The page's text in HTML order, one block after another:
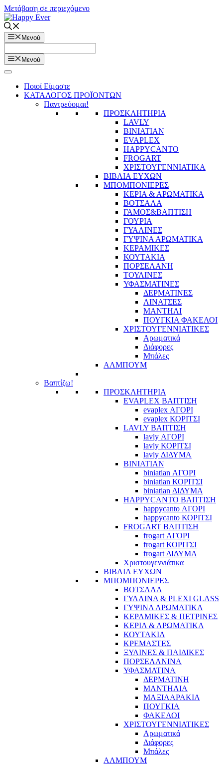
Μετάβαση σε περιεχόμενο
Μενού
Μενού
Ποιοί Είμαστε
ΚΑΤΑΛΟΓΟΣ ΠΡΟΪΟΝΤΩΝ
Παντρεύομαι!
ΠΡΟΣΚΛΗΤΗΡΙΑ
LAVLY
BINIATIAN
EVAPLEX
HAPPYCANTO
FROGART
ΧΡΙΣΤΟΥΓΕΝΝΙΑΤΙΚΑ
ΒΙΒΛΙΑ ΕΥΧΩΝ
ΜΠΟΜΠΟΝΙΕΡΕΣ
ΚΕΡΙΑ & ΑΡΩΜΑΤΙΚΑ
ΒΟΤΣΑΛΑ
ΓΑΜΟΣ&ΒΑΠΤΙΣΗ
ΓΟΥΡΙΑ
ΓΥΑΛΙΝΕΣ
ΓΥΨΙΝΑ ΑΡΩΜΑΤΙΚΑ
ΚΕΡΑΜΙΚΕΣ
ΚΟΥΤΑΚΙΑ
ΠΟΡΣΕΛΑΝΗ
ΤΟΥΛΙΝΕΣ
ΥΦΑΣΜΑΤΙΝΕΣ
ΔΕΡΜΑΤΙΝΕΣ
ΛΙΝΑΤΣΕΣ
ΜΑΝΤΗΛΙ
ΠΟΥΓΚΙΑ ΦΑΚΕΛΟΙ
ΧΡΙΣΤΟΥΓΕΝΝΙΑΤΙΚΕΣ
Αρωματικά
Διάφορες
Μπάλες
ΑΛΜΠΟΥΜ
Βαπτίζω!
ΠΡΟΣΚΛΗΤΗΡΙΑ
EVAPLEX ΒΑΠΤΙΣΗ
evaplex ΑΓΟΡΙ
evaplex ΚΟΡΙΤΣΙ
LAVLY ΒΑΠΤΙΣΗ
lavly ΑΓΟΡΙ
lavly ΚΟΡΙΤΣΙ
lavly ΔΙΔΥΜΑ
BINIATIAN
biniatian ΑΓΟΡΙ
biniatian ΚΟΡΙΤΣΙ
biniatian ΔΙΔΥΜΑ
HAPPYCANTO ΒΑΠΤΙΣΗ
happycanto ΑΓΟΡΙ
happycanto ΚΟΡΙΤΣΙ
FROGART ΒΑΠΤΙΣΗ
frogart ΑΓΟΡΙ
frogart ΚΟΡΙΤΣΙ
frogart ΔΙΔΥΜΑ
Χριστουγεννιάτικα
ΒΙΒΛΙΑ ΕΥΧΩΝ
ΜΠΟΜΠΟΝΙΕΡΕΣ
ΒΟΤΣΑΛΑ
ΓΥΑΛΙΝΑ & PLEXI GLASS
ΓΥΨΙΝΑ ΑΡΩΜΑΤΙΚΑ
ΚΕΡΑΜΙΚΕΣ & ΠΕΤΡΙΝΕΣ
ΚΕΡΙΑ & ΑΡΩΜΑΤΙΚΑ
ΚΟΥΤΑΚΙΑ
ΚΡΕΜΑΣΤΕΣ
ΞΥΛΙΝΕΣ & ΠΑΙΔΙΚΕΣ
ΠΟΡΣΕΛΑΝΙΝΑ
ΥΦΑΣΜΑΤΙΝA
ΔΕΡΜΑΤΙΝΗ
ΜΑΝΤΗΛΙΑ
ΜΑΞΙΛΑΡΑΚΙΑ
ΠΟΥΓΚΙΑ
ΦΑΚΕΛΟΙ
ΧΡΙΣΤΟΥΓΕΝΝΙΑΤΙΚΕΣ
Αρωματικά
Διάφορες
Μπάλες
ΑΛΜΠΟΥΜ